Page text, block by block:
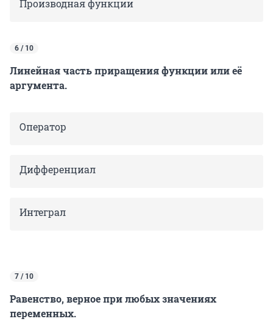
Производная функции
6 / 10
Линейная часть приращения функции или её
аргумента.
Оператор
Дифференциал
Интеграл
7 / 10
Равенство, верное при любых значениях
переменных.